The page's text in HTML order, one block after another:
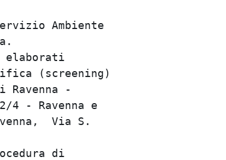
Ambiente
elaborati
(screening)
-
- Ravenna e
Via S.
di